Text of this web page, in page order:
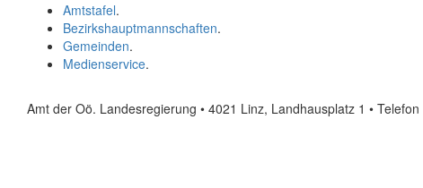
Amtstafel.
Bezirkshauptmannschaften.
Gemeinden.
Medienservice.
Amt der Oö. Landesregierung • 4021 Linz, Landhausplatz 1 • Telefon